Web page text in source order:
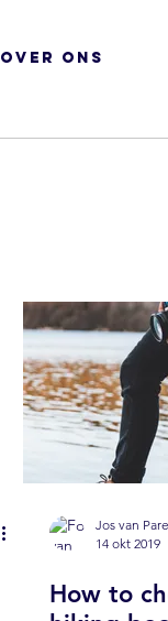
OVER ONS
Jos van
14 okt 2019
How to